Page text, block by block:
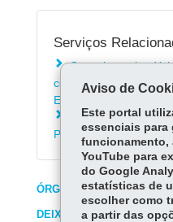
Serviços
Consultar
contagem de prazos
Estadual
Consultar o
Processo
ÓRGÃO RESPONSÁVEL
DEIXE SUA OPINIÃO
Aviso de
Este portal
essenciais para
funcionamento,
YouTube para
do Google
estatísticas de
escolher como
a partir das